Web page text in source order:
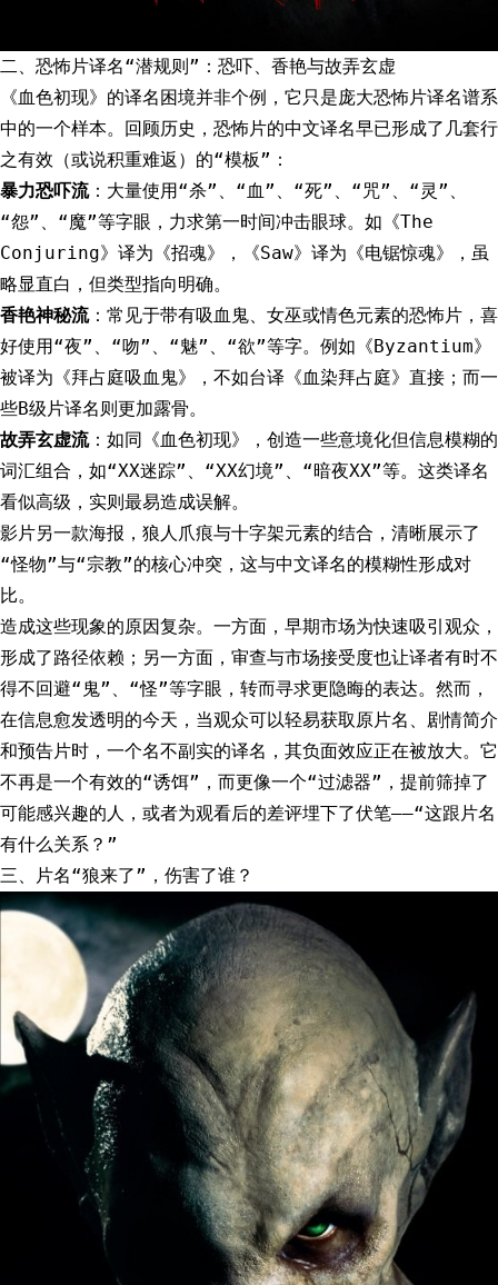
二、恐怖片译名“潜规则”：恐吓、香艳与故弄玄虚
《血色初现》的译名困境并非个例，它只是庞大恐怖片译名谱系
中的一个样本。回顾历史，恐怖片的中文译名早已形成了几套行
之有效（或说积重难返）的“模板”：
暴力恐吓流：大量使用“杀”、“血”、“死”、“咒”、“灵”、
“怨”、“魔”等字眼，力求第一时间冲击眼球。如《The
Conjuring》译为《招魂》，《Saw》译为《电锯惊魂》，虽
略显直白，但类型指向明确。
香艳神秘流：常见于带有吸血鬼、女巫或情色元素的恐怖片，喜
好使用“夜”、“吻”、“魅”、“欲”等字。例如《Byzantium》
被译为《拜占庭吸血鬼》，不如台译《血染拜占庭》直接；而一
些B级片译名则更加露骨。
故弄玄虚流：如同《血色初现》，创造一些意境化但信息模糊的
词汇组合，如“XX迷踪”、“XX幻境”、“暗夜XX”等。这类译名
看似高级，实则最易造成误解。
影片另一款海报，狼人爪痕与十字架元素的结合，清晰展示了
“怪物”与“宗教”的核心冲突，这与中文译名的模糊性形成对
比。
造成这些现象的原因复杂。一方面，早期市场为快速吸引观众，
形成了路径依赖；另一方面，审查与市场接受度也让译者有时不
得不回避“鬼”、“怪”等字眼，转而寻求更隐晦的表达。然而，
在信息愈发透明的今天，当观众可以轻易获取原片名、剧情简介
和预告片时，一个名不副实的译名，其负面效应正在被放大。它
不再是一个有效的“诱饵”，而更像一个“过滤器”，提前筛掉了
可能感兴趣的人，或者为观看后的差评埋下了伏笔——“这跟片名
有什么关系？”
三、片名“狼来了”，伤害了谁？